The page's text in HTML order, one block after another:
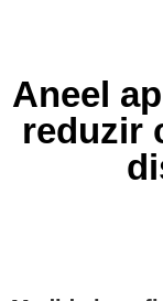
Aneel
reduzir